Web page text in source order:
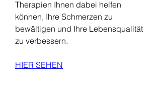
Therapien Ihnen dabei helfen
können, Ihre Schmerzen zu
bewältigen und Ihre Lebensqualität
zu verbessern.
HIER SEHEN